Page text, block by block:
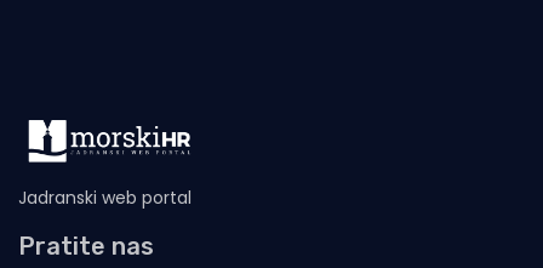
Jadranski web portal
Pratite nas